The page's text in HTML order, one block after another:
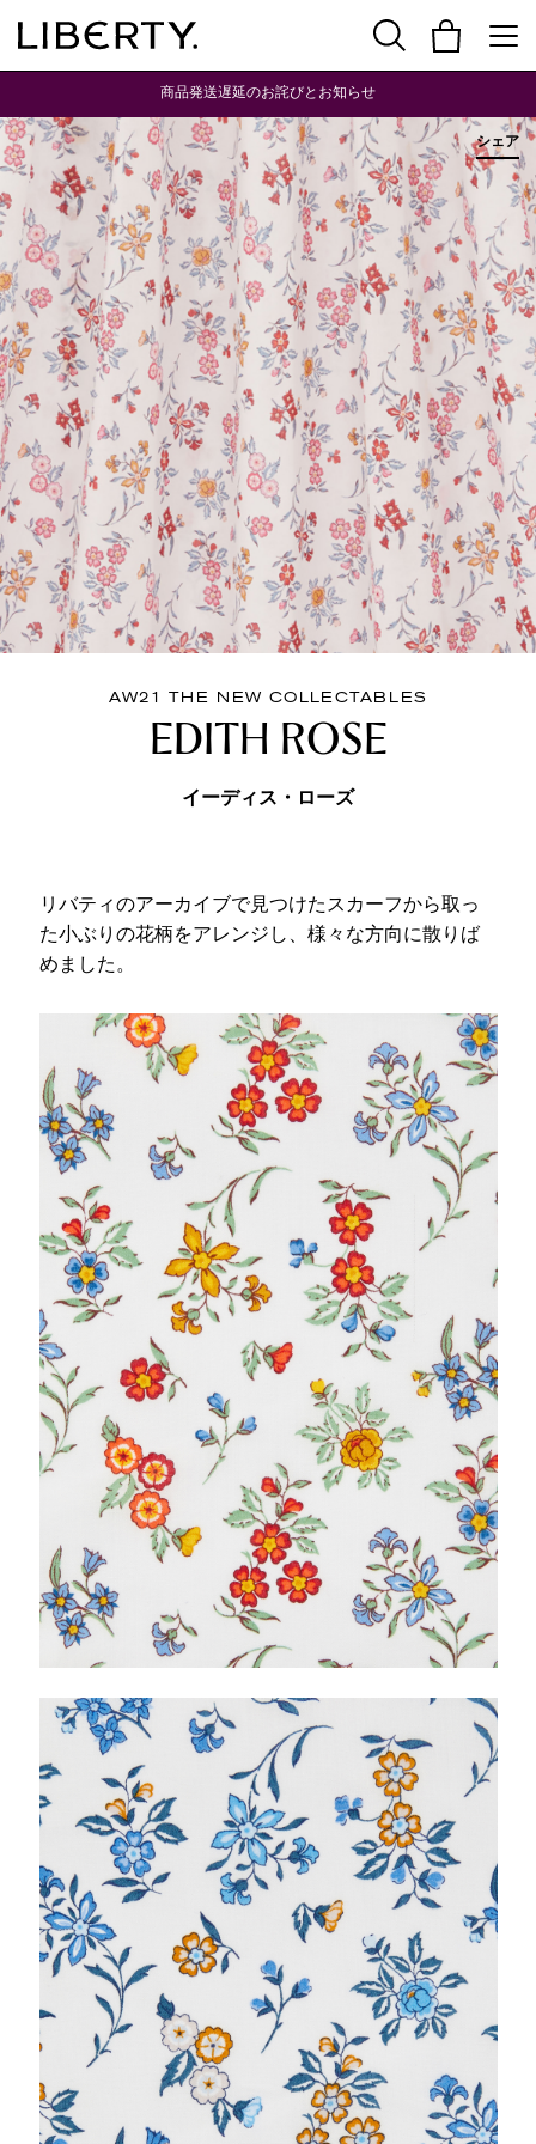
商品発送遅延のお詫びとお知らせ
シェア
AW21 THE NEW COLLECTABLES
EDITH ROSE
イーディス・ローズ
リバティのアーカイブで見つけたスカーフから取っ
た小ぶりの花柄をアレンジし、様々な方向に散りば
めました。